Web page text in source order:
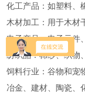
化工产品‌：如塑料、
木材加工‌：用于木材
电子产品‌：电子元件
纺织品‌：棉纱、织物
饲料行业‌：谷物和宠
冶金、建材、陶瓷、